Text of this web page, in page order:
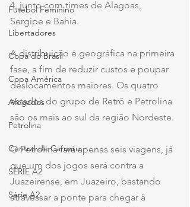
Futebol Feminino
Libertadores
Copa do Brasil
Copa América
Afogados
Petrolina
Central de Caruaru
SÉRIE A2
Série A2
4, junto com times de Alagoas,
Sergipe e Bahia.
A distribuição é geográfica na primeira
fase, a fim de reduzir custos e poupar
deslocamentos maiores. Os quatro
estados do grupo de Retrô e Petrolina
são os mais ao sul da região Nordeste.
O Petrolina fará apenas seis viagens, já
que um dos jogos será contra a
Juazeirense, em Juazeiro, bastando
atravessar a ponte para chegar à